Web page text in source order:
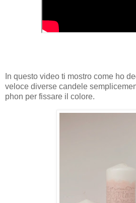
In questo video ti mostro come ho
veloce diverse candele
phon per fissare il colore.